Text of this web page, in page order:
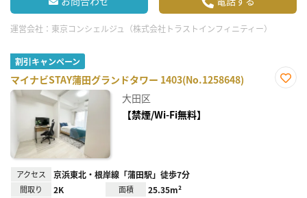
運営会社： 東京コンシェルジュ（株式会社トラストインフィニティー）
割引キャンペーン
マイナビSTAY蒲田グランドタワー 1403(No.1258648)
大田区
【禁煙/Wi-Fi無料】
アクセス 京浜東北・根岸線「蒲田駅」徒歩7分
間取り 2K 面積 25.35m²